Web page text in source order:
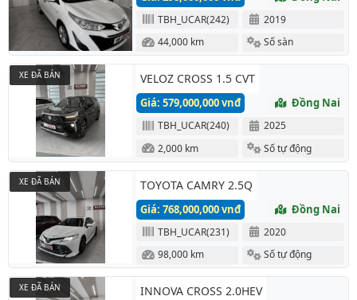
TBH_UCAR(242)
2019
44,000 km
Số sàn
VELOZ CROSS 1.5 CVT
Giá: 579,000,000 vnđ Đồng Nai
TBH_UCAR(240)
2025
2,000 km
Số tự động
XE ĐÃ BÁN
TOYOTA CAMRY 2.5Q
Giá: 768,000,000 vnđ Đồng Nai
TBH_UCAR(231)
2020
98,000 km
Số tự động
XE ĐÃ BÁN
INNOVA CROSS 2.0HEV
XE ĐÃ BÁN